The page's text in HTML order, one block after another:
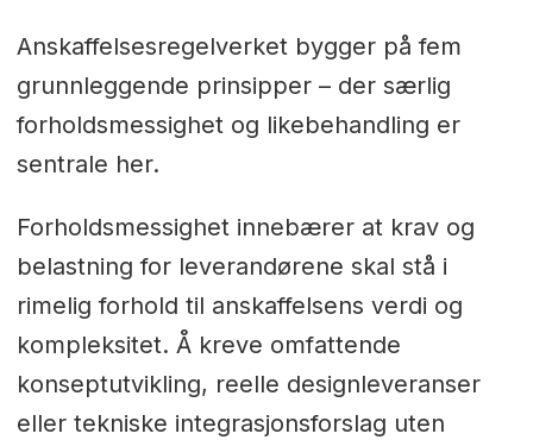
Anskaffelsesregelverket bygger på fem
grunnleggende prinsipper – der særlig
forholdsmessighet og likebehandling er
sentrale her.
Forholdsmessighet innebærer at krav og
belastning for leverandørene skal stå i
rimelig forhold til anskaffelsens verdi og
kompleksitet. Å kreve omfattende
konseptutvikling, reelle designleveranser
eller tekniske integrasjonsforslag uten